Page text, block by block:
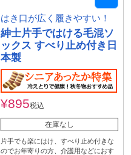
はき口が広く履きやすい！
紳士片手ではける毛混ソ
ックス すべり止め付き日
本製
¥895税込
在庫なし
片手でも楽にはけ、すべり止め付きな
のでお年寄りの方、介護用などにおす